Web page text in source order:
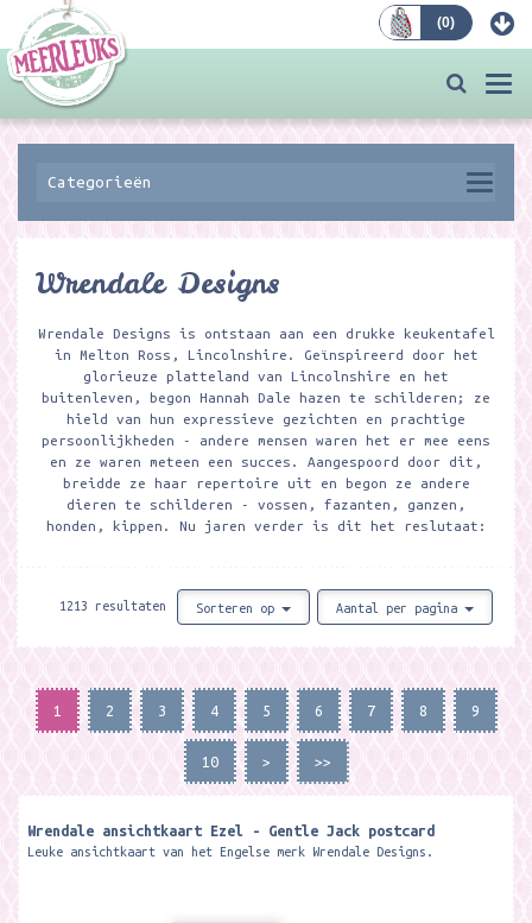
(0)
Categorieën
Wrendale Designs
Wrendale Designs is ontstaan aan een drukke keukentafel
in Melton Ross, Lincolnshire. Geïnspireerd door het
glorieuze platteland van Lincolnshire en het
buitenleven, begon Hannah Dale hazen te schilderen; ze
hield van hun expressieve gezichten en prachtige
persoonlijkheden - andere mensen waren het er mee eens
en ze waren meteen een succes. Aangespoord door dit,
breidde ze haar repertoire uit en begon ze andere
dieren te schilderen - vossen, fazanten, ganzen,
honden, kippen. Nu jaren verder is dit het reslutaat:
1213 resultaten Sorteren op Aantal per pagina
1 2 3 4 5 6 7 8 9
10 > >>
Wrendale ansichtkaart Ezel - Gentle Jack postcard
Leuke ansichtkaart van het Engelse merk Wrendale Designs.